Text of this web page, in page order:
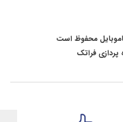
محفوظ است
پردازی فراتک